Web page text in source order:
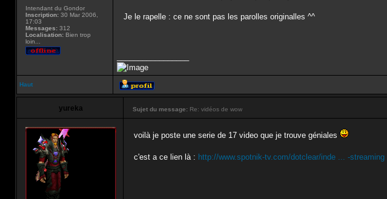
Intendant du Gondor
Inscription: 30 Mar 2006,
17:03
Messages: 312
Localisation: Bien trop
loin...
Je le rapelle : ce ne sont pas les parolles originalles ^^
Haut
yureka Sujet du message: Re: vidéos de wow
voilà je poste une serie de 17 video que je trouve géniales
c'est a ce lien là : http://www.spotnik-tv.com/dotclear/inde ... -streaming